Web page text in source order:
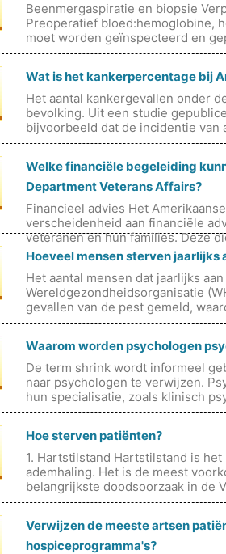
Beenmergaspiratie en biopsie
Preoperatief bloed:hemoglobine,
moet worden geïnspecteerd en
Wat is het kankerpercentage bij
Het aantal kankergevallen onder
bevolking. Uit een studie
bijvoorbeeld dat de incidentie van
Welke financiële begeleiding
Department Veterans Affairs?
Financieel advies Het
verscheidenheid aan financiële
veteranen en hun families. Deze
Hoeveel mensen sterven jaarlijks
Het aantal mensen dat jaarlijks
Wereldgezondheidsorganisatie
gevallen van de pest gemeld,
Waarom worden psychologen
De term shrink wordt informeel
naar psychologen te verwijzen.
hun specialisatie, zoals klinisch
Hoe sterven patiënten?
1. Hartstilstand Hartstilstand is
ademhaling. Het is de meest
belangrijkste doodsoorzaak in de
Verwijzen de meeste artsen
hospiceprogramma's?